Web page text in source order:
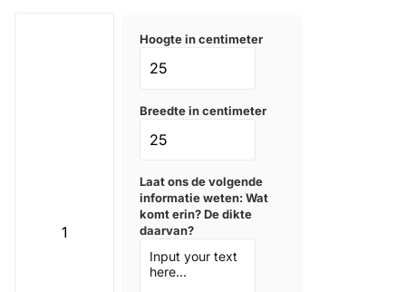
Hoogte in centimeter
Breedte in centimeter
Laat ons de volgende
informatie weten: Wat
komt erin? De dikte
daarvan?